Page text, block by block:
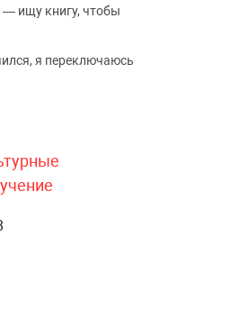
ищу книгу, чтобы
я переключаюсь